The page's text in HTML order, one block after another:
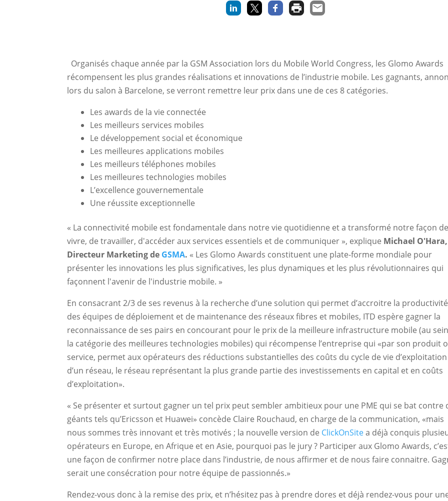
Organisés chaque année par la GSM Association lors du Mobile World Congress, les Glomo Awards
récompensent les plus grandes réalisations et innovations de l’industrie mobile. Les gagnants,
lors du salon à Barcelone, se verront remettre leur prix dans une de ces 8 catégories.
Les awards de la vie connectée
Les meilleurs services mobiles
Le développement social et économique
Les meilleures applications mobiles
Les meilleurs téléphones mobiles
Les meilleures technologies mobiles
L’excellence gouvernementale
Une réussite exceptionnelle
« La connectivité mobile est fondamentale dans notre vie quotidienne et a transformé notre façon
vivre, de travailler, d'accéder aux services essentiels et de communiquer », explique Michael O'Hara,
Directeur Marketing de GSMA. « Les Glomo Awards constituent une plate-forme mondiale pour
présenter les innovations les plus significatives, les plus dynamiques et les plus révolutionnaires qui
façonnent l'avenir de l'industrie mobile. »
En consacrant 2/3 de ses revenus à la recherche d’une solution qui permet d’accroitre la productivité
des équipes de déploiement et de maintenance des réseaux fibres et mobiles, ITD espère gagner la
reconnaissance de ses pairs en concourant pour le prix de la meilleure infrastructure mobile (au
la catégorie des meilleures technologies mobiles) qui récompense l’entreprise qui «par son produit
service, permet aux opérateurs des réductions substantielles des coûts du cycle de vie d’exploitation
d’un réseau, le réseau représentant la plus grande partie des investissements en capital et en coûts
d’exploitation».
« Se présenter et surtout gagner un tel prix peut sembler ambitieux pour une PME qui se bat contre
géants tels qu’Ericsson et Huawei» concède Claire Rouchaud, en charge de la communication, «mais
nous sommes très innovant et très motivés ; la nouvelle version de ClickOnSitea déjà conquis
opérateurs en Europe, en Afrique et en Asie, pourquoi pas le jury ? Participer aux Glomo Awards,
une façon de confirmer notre place dans l’industrie, de nous affirmer et de nous faire connaitre.
serait une consécration pour notre équipe de passionnés.»
Rendez-vous donc à la remise des prix, et n’hésitez pas à prendre dores et déjà rendez-vous pour